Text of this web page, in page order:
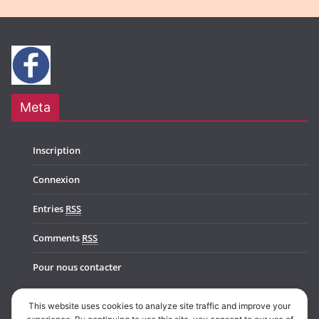
Meta
Inscription
Connexion
Entries RSS
Comments RSS
Pour nous contacter
This website uses cookies to analyze site traffic and improve your